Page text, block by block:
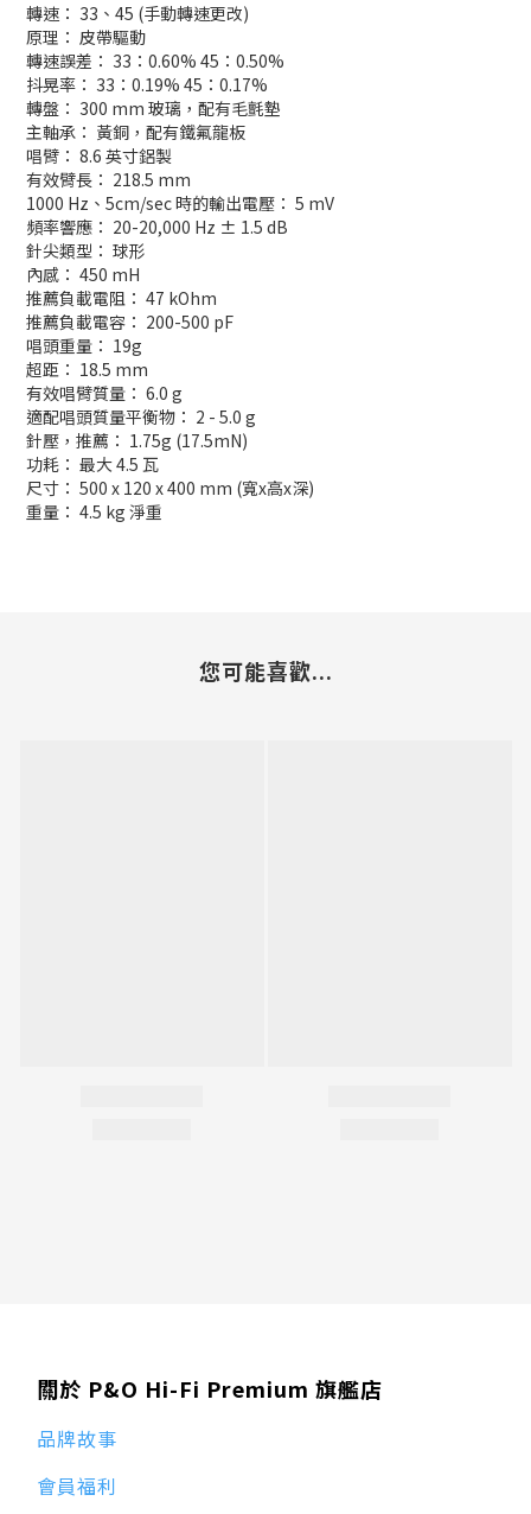
轉速： 33、45 (手動轉速更改)
原理： 皮帶驅動
轉速誤差： 33：0.60% 45：0.50%
抖晃率： 33：0.19% 45：0.17%
轉盤： 300 mm 玻璃，配有毛氈墊
主軸承： 黃銅，配有鐵氟龍板
唱臂： 8.6 英寸鋁製
有效臂長： 218.5 mm
1000 Hz、5cm/sec 時的輸出電壓： 5 mV
頻率響應： 20-20,000 Hz ± 1.5 dB
針尖類型： 球形
內感： 450 mH
推薦負載電阻： 47 kOhm
推薦負載電容： 200-500 pF
唱頭重量： 19g
超距： 18.5 mm
有效唱臂質量： 6.0 g
適配唱頭質量平衡物： 2 - 5.0 g
針壓，推薦： 1.75g (17.5mN)
功耗： 最大 4.5 瓦
尺寸： 500 x 120 x 400 mm (寬x高x深)
重量： 4.5 kg 淨重
您可能喜歡...
關於 P&O Hi-Fi Premium 旗艦店
品牌故事
會員福利